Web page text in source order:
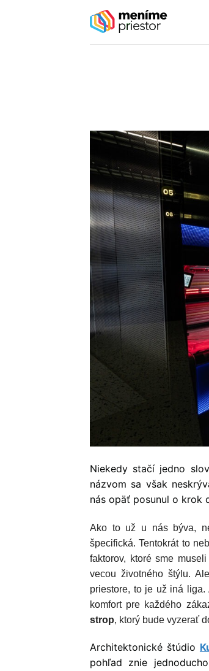
Niekedy stačí jedno
názvom sa však
nás opäť posunul o krok
Ako to už u nás býva,
špecifická. Tentokrát to
faktorov, ktoré sme
vecou životného štýlu.
priestore, to je už iná
komfort pre každého
strop, ktorý bude vyzerať
Architektonické štúdio
pohľad znie